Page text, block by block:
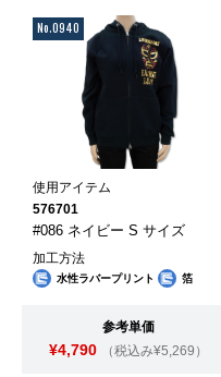
No.0940
使用アイテム
576701
#086 ネイビー S サイズ
加工方法
水性ラバープリント 箔
参考単価
¥4,790 （税込み¥5,269）